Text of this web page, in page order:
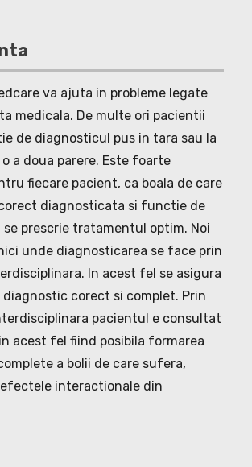
va ajuta in probleme legate
medicala. De multe ori pacientii
de diagnosticul pus in tara sau la
a doua parere. Este foarte
fiecare pacient, ca boala de care
diagnosticata si functie de
prescrie tratamentul optim. Noi
unde diagnosticarea se face prin
In acest fel se asigura
diagnostic corect si complet. Prin
pacientul e consultat
acest fel fiind posibila formarea
a bolii de care sufera,
interactionale din